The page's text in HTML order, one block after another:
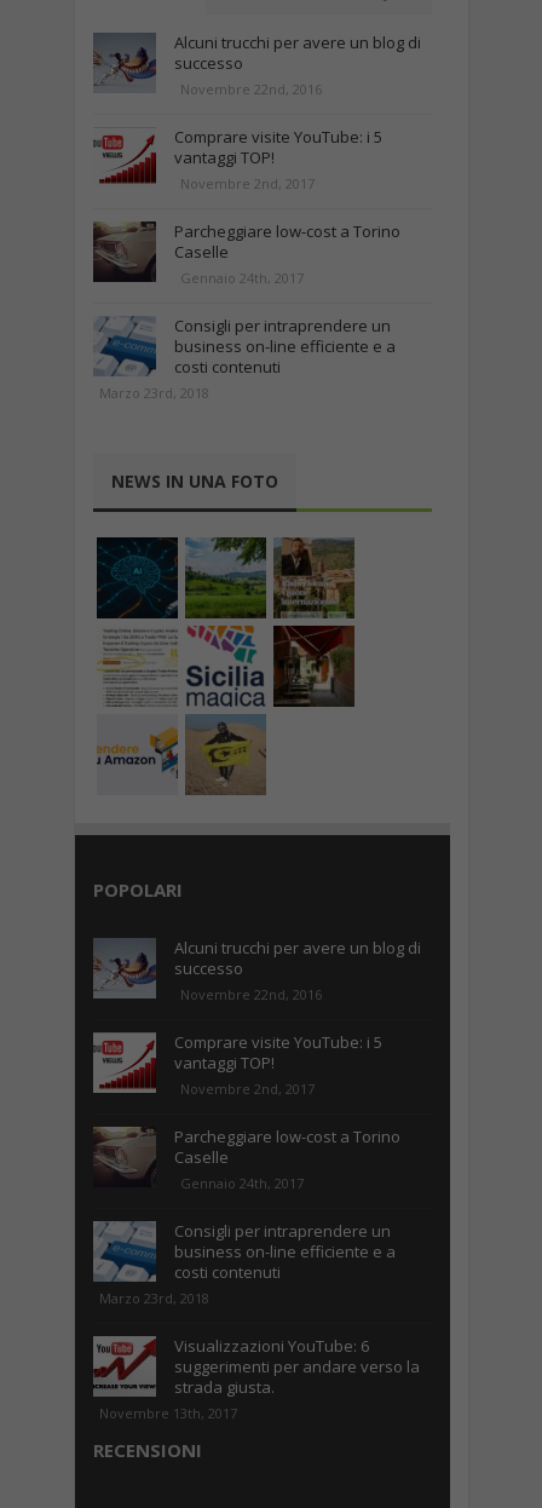
Alcuni trucchi per avere un blog di
successo
Novembre 22nd, 2016
Comprare visite YouTube: i 5
vantaggi TOP!
Novembre 2nd, 2017
Parcheggiare low-cost a Torino
Caselle
Gennaio 24th, 2017
Consigli per intraprendere un
business on-line efficiente e a
costi contenuti
Marzo 23rd, 2018
NEWS IN UNA FOTO
POPOLARI
Alcuni trucchi per avere un blog di
successo
Novembre 22nd, 2016
Comprare visite YouTube: i 5
vantaggi TOP!
Novembre 2nd, 2017
Parcheggiare low-cost a Torino
Caselle
Gennaio 24th, 2017
Consigli per intraprendere un
business on-line efficiente e a
costi contenuti
Marzo 23rd, 2018
Visualizzazioni YouTube: 6
suggerimenti per andare verso la
strada giusta.
Novembre 13th, 2017
RECENSIONI